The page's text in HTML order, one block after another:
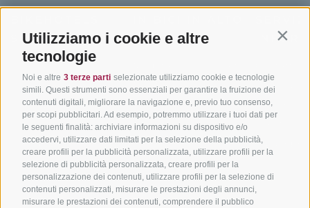
Utilizziamo i cookie e altre
tecnologie
Noi e altre 3 terze parti selezionate utilizziamo cookie e tecnologie
simili. Questi strumenti sono essenziali per garantire la fruizione dei
contenuti digitali, migliorare la navigazione e, previo tuo consenso,
per scopi pubblicitari. Ad esempio, potremmo utilizzare i tuoi dati per
le seguenti finalità: archiviare informazioni su dispositivo e/o
accedervi, utilizzare dati limitati per la selezione della pubblicità,
creare profili per la pubblicità personalizzata, utilizzare profili per la
selezione di pubblicità personalizzata, creare profili per la
personalizzazione dei contenuti, utilizzare profili per la selezione di
contenuti personalizzati, misurare le prestazioni degli annunci,
misurare le prestazioni dei contenuti, comprendere il pubblico
SÜDTIROL
Hotel & pacchetti
Pacchetti vacanze
Buoni vacanza
Hot Deals
Bike & Work
ADIGE
Adige
In bici da corsa in Alto
Adige
Ciclabili in Alto Adige
Scuole bike
Tutti i tour
Come
Meteo
Catalogo